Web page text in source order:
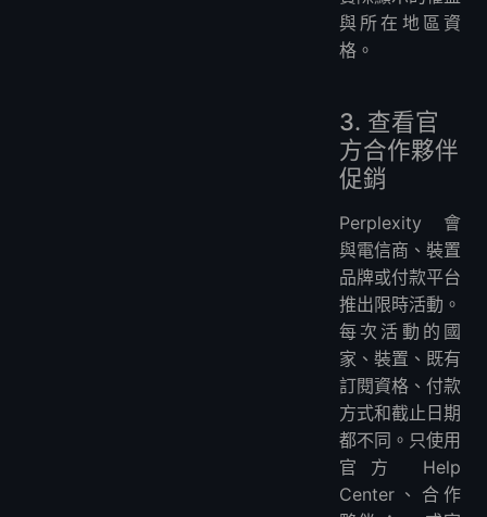
與所在地區資
格。
3. 查看官
方合作夥伴
促銷
Perplexity 會
與電信商、裝置
品牌或付款平台
推出限時活動。
每次活動的國
家、裝置、既有
訂閱資格、付款
方式和截止日期
都不同。只使用
官方 Help
Center、合作